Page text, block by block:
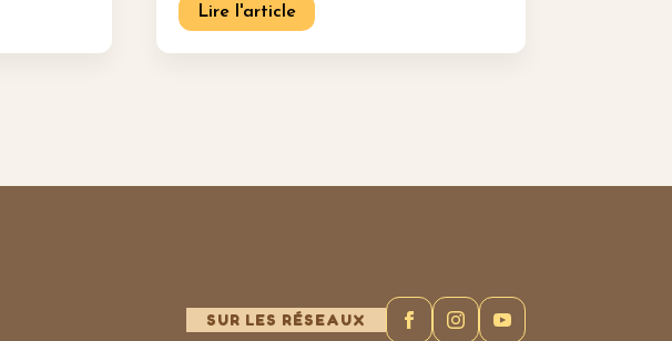
Lire l'article
SUR LES RÉSEAUX